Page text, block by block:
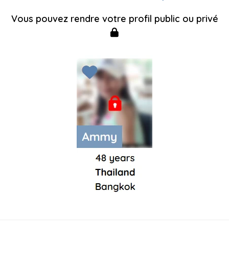
Vous pouvez rendre votre profil public ou privé